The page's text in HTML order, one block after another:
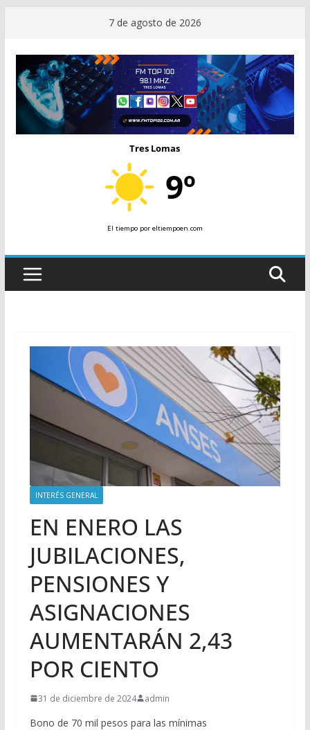
contenido
7 de agosto de 2026
Tres Lomas
9º
El tiempopor eltiempoen.com
INTERÉS GENERAL
EN ENERO LAS
JUBILACIONES,
PENSIONES Y
ASIGNACIONES
AUMENTARÁN 2,43
POR CIENTO
31 de diciembre de 2024 admin
Bono de 70 mil pesos para las mínimas